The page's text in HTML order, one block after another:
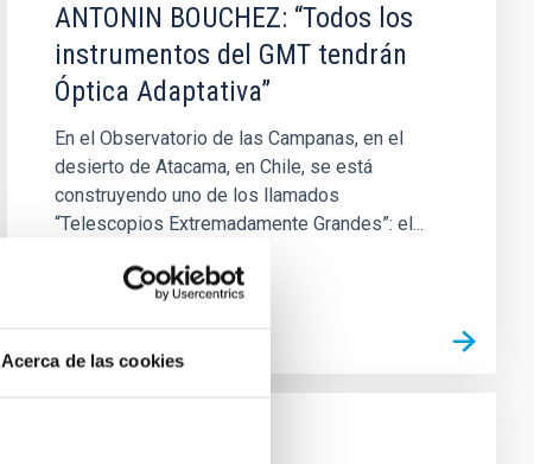
Acerca de las cookies
ANTONIN BOUCHEZ: “Todos los
instrumentos del GMT tendrán
Óptica Adaptativa”
En el Observatorio de las Campanas, en el
desierto de Atacama, en Chile, se está
construyendo uno de los llamados
“Telescopios Extremadamente Grandes”: el...